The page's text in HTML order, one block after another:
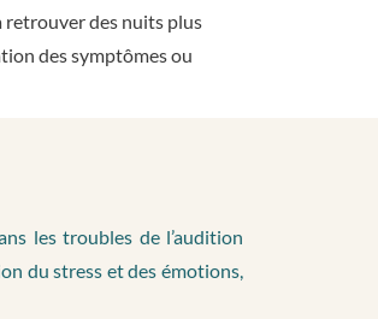
retrouver des nuits plus
des symptômes ou
les troubles de l’audition
du stress et des émotions,